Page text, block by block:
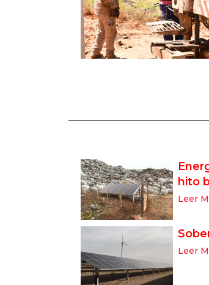
hito
Leer
Leer